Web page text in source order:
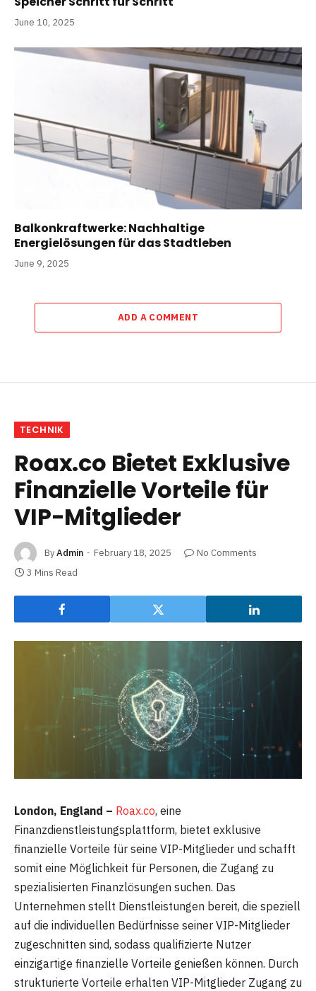
June 10, 2025
Balkonkraftwerke: Nachhaltige
Energielösungen für das Stadtleben
June 9, 2025
ADD A COMMENT
TECHNIK
Roax.co Bietet Exklusive
Finanzielle Vorteile für
VIP-Mitglieder
ByAdmin February 18, 2025
No Comments
3 Mins Read
London, England – Roax.co, eine
Finanzdienstleistungsplattform, bietet exklusive
finanzielle Vorteile für seine VIP-Mitglieder und schafft
somit eine Möglichkeit für Personen, die Zugang zu
spezialisierten Finanzlösungen suchen. Das
Unternehmen stellt Dienstleistungen bereit, die speziell
auf die individuellen Bedürfnisse seiner VIP-Mitglieder
zugeschnitten sind, sodass qualifizierte Nutzer
einzigartige finanzielle Vorteile genießen können. Durch
strukturierte Vorteile erhalten VIP-Mitglieder Zugang zu